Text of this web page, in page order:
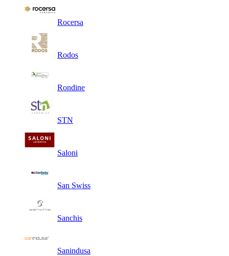
Rocersa
Rodos
Rondine
STN
Saloni
San Swiss
Sanchis
Sanindusa